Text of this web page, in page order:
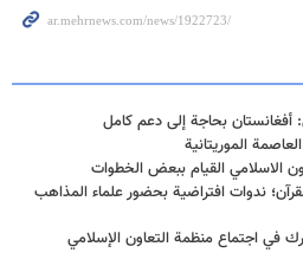
أفغانستان بحاجة إلى دعم كامل
العاصمة الموريتانية
الاسلامي القيام ببعض الخطوات
ندوات افتراضية بحضور علماء المذاهب
في اجتماع منظمة التعاون الإسلامي